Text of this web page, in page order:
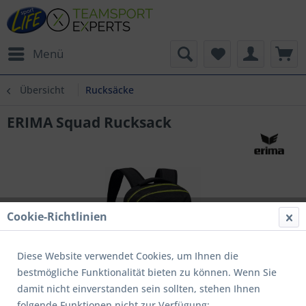
Menü
Übersicht Rucksäcke
ERIMA Squad Rucksack
Cookie-Richtlinien
Diese Website verwendet Cookies, um Ihnen die
bestmögliche Funktionalität bieten zu können. Wenn Sie
damit nicht einverstanden sein sollten, stehen Ihnen